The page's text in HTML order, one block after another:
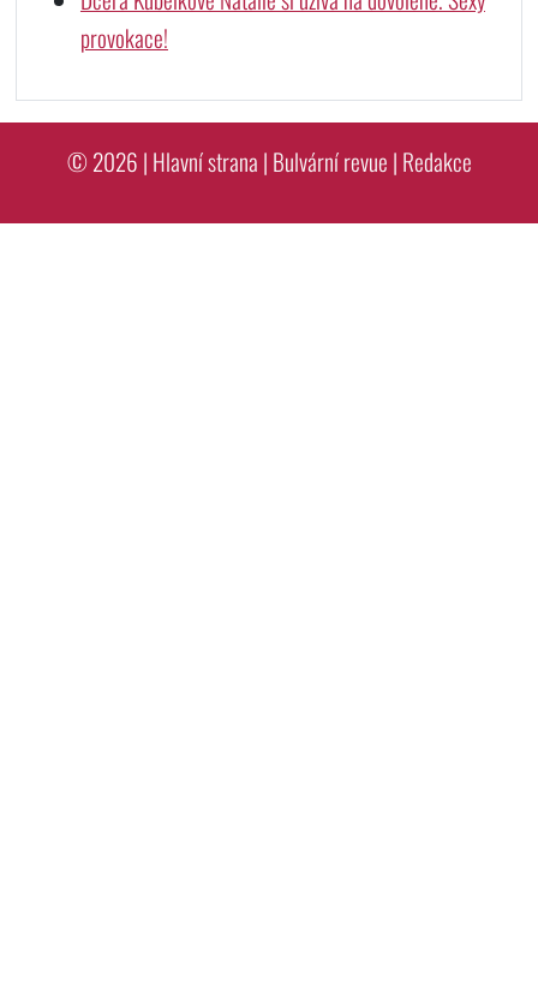
provokace!
© 2026 | Hlavní strana | Bulvární revue | Redakce